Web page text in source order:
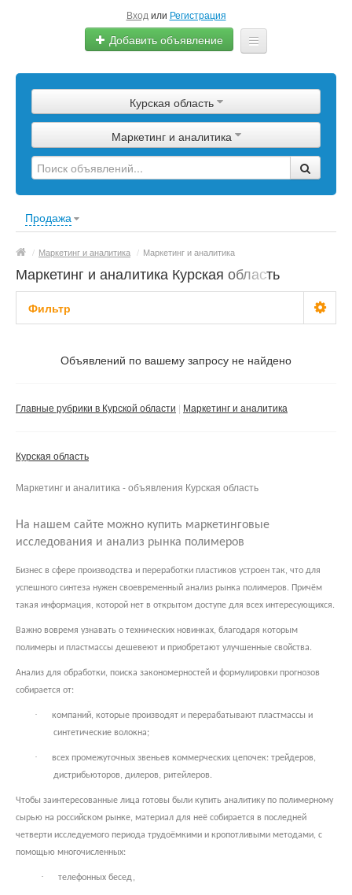
Вход или Регистрация
Добавить объявление
Сырье
Изделия
Оборудование
Курская область
Маркетинг и аналитика
Продажа
/ Маркетинг и аналитика / Маркетинг и аналитика
Маркетинг и аналитика Курская область
Фильтр
Частное лицо
Объявлений по вашему запросу не найдено
Главные рубрики в Курской области Маркетинг и аналитика
Курская область
Маркетинг и аналитика - объявления Курская область
На нашем сайте можно купить маркетинговые
исследования и анализ рынка полимеров
Бизнес в сфере производства и переработки пластиков устроен так, что для
успешного синтеза нужен своевременный анализ рынка полимеров. Причём
такая информация, которой нет в открытом доступе для всех интересующихся.
Важно вовремя узнавать о технических новинках, благодаря которым
полимеры и пластмассы дешевеют и приобретают улучшенные свойства.
Анализ для обработки, поиска закономерностей и формулировки прогнозов
собирается от:
·
компаний, которые производят и перерабатывают пластмассы и
синтетические волокна;
·
всех промежуточных звеньев коммерческих цепочек: трейдеров,
дистрибьюторов, дилеров, ритейлеров.
Чтобы заинтересованные лица готовы были купить аналитику по полимерному
сырью на российском рынке, материал для неё собирается в последней
четверти исследуемого периода трудоёмкими и кропотливыми методами, с
помощью многочисленных:
· телефонных бесед,